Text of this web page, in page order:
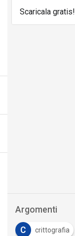
Scaricala gratis!
Argomenti
C crittografia